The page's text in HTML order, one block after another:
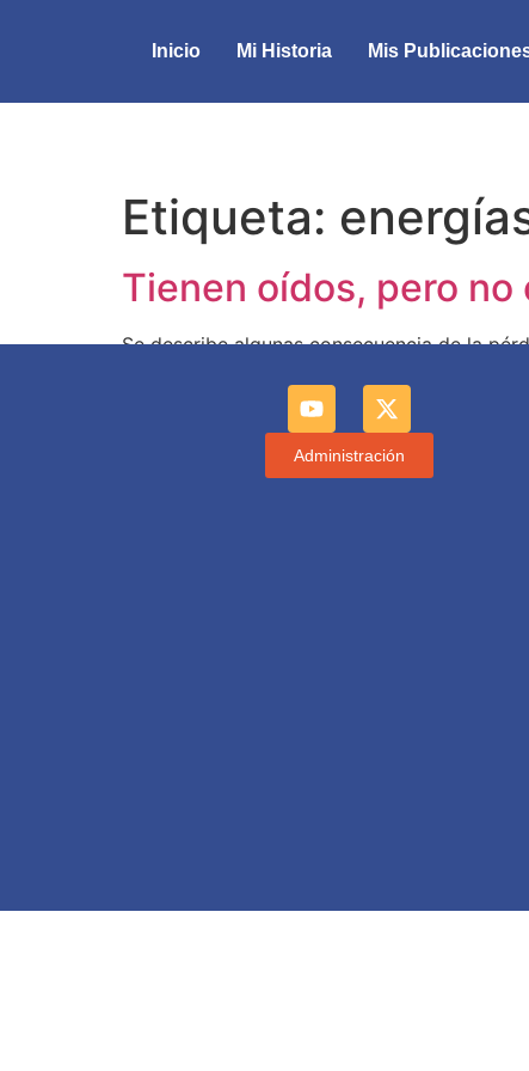
Inicio Mi Historia Mis
Etiqueta:
Tienen oídos, pero no
Se describe algunas consecuencia de la
Administración